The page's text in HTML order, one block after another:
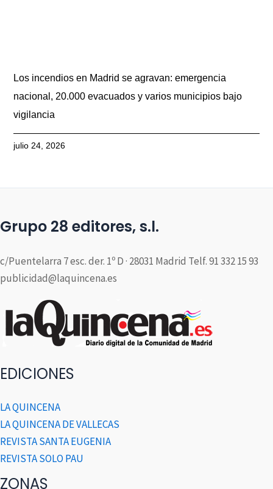
Los incendios en Madrid se agravan: emergencia
nacional, 20.000 evacuados y varios municipios bajo
vigilancia
julio 24, 2026
Grupo 28 editores, s.l.
c/Puentelarra 7 esc. der. 1º D · 28031 Madrid Telf. 91 332 15 93
publicidad@laquincena.es
EDICIONES
LA QUINCENA
LA QUINCENA DE VALLECAS
REVISTA SANTA EUGENIA
REVISTA SOLO PAU
ZONAS